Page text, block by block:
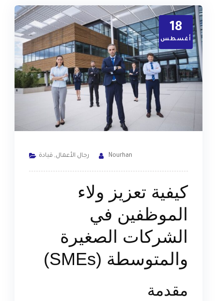
18
أغسطس
Nourhan رجال الأعمال, قيادة
كيفية تعزيز ولاء
الموظفين في
الشركات الصغيرة
والمتوسطة (SMEs)
مقدمة